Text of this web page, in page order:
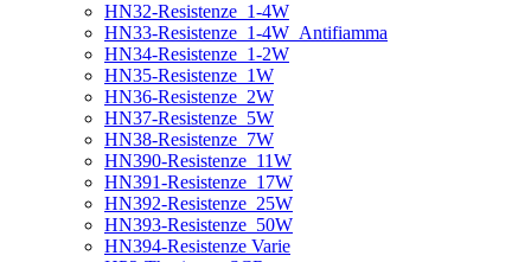
HN32-Resistenze_1-4W
HN33-Resistenze_1-4W_Antifiamma
HN34-Resistenze_1-2W
HN35-Resistenze_1W
HN36-Resistenze_2W
HN37-Resistenze_5W
HN38-Resistenze_7W
HN390-Resistenze_11W
HN391-Resistenze_17W
HN392-Resistenze_25W
HN393-Resistenze_50W
HN394-Resistenze Varie